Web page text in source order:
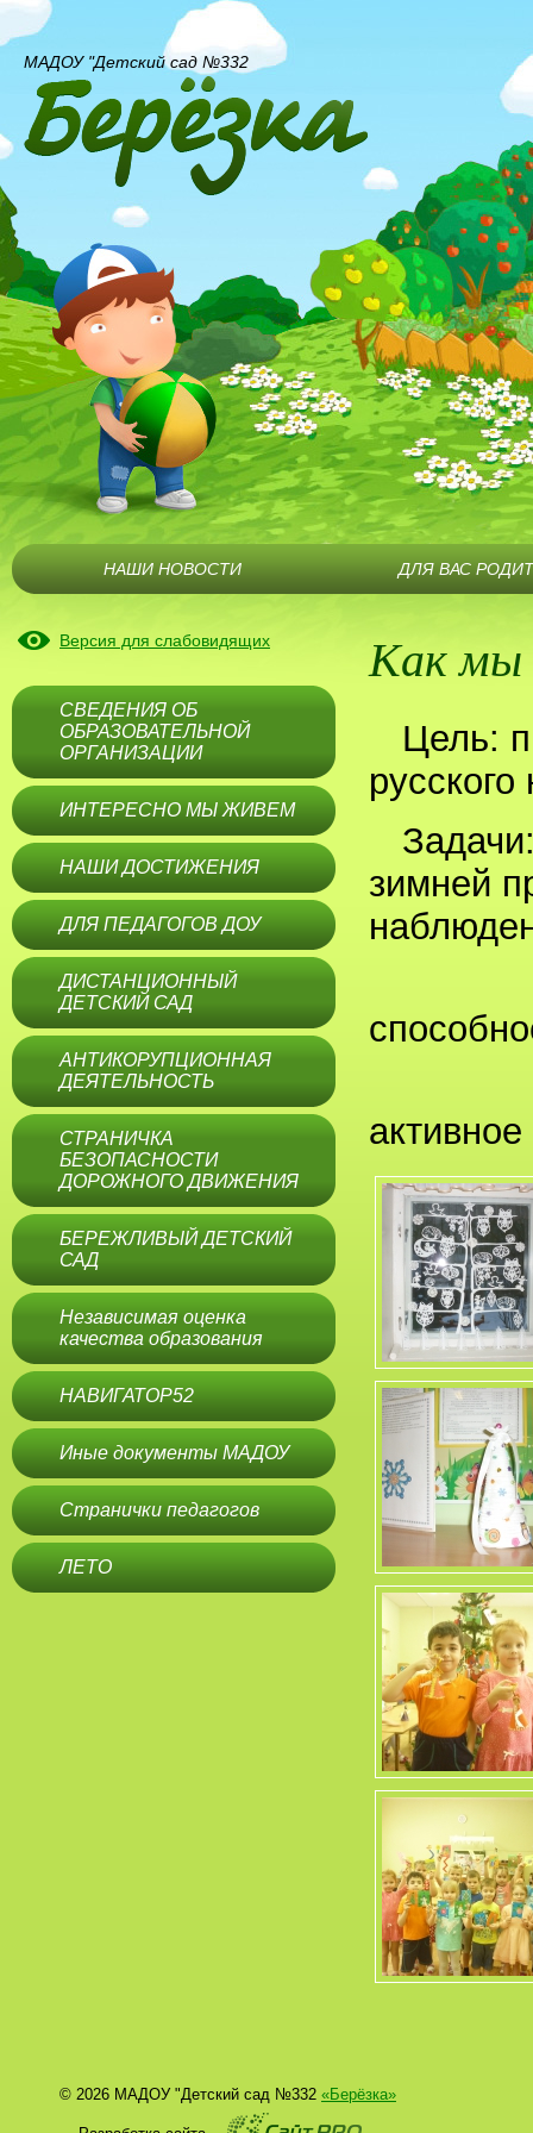
Версия для слабовидящих
СВЕДЕНИЯ ОБ
ОБРАЗОВАТЕЛЬНОЙ
ОРГАНИЗАЦИИ
ИНТЕРЕСНО МЫ ЖИВЕМ
НАШИ ДОСТИЖЕНИЯ
ДЛЯ ПЕДАГОГОВ ДОУ
ДИСТАНЦИОННЫЙ
ДЕТСКИЙ САД
АНТИКОРУПЦИОННАЯ
ДЕЯТЕЛЬНОСТЬ
СТРАНИЧКА
БЕЗОПАСНОСТИ
ДОРОЖНОГО ДВИЖЕНИЯ
БЕРЕЖЛИВЫЙ ДЕТСКИЙ
САД
Независимая оценка
качества образования
НАВИГАТОР52
Иные документы МАДОУ
Странички педагогов
ЛЕТО
Как мы
Цель:
зимней
МАДОУ "Детский сад №332
НАШИ НОВОСТИ ДЛЯ ВАС
© 2026 МАДОУ "Детский сад №332 «Берёзка»